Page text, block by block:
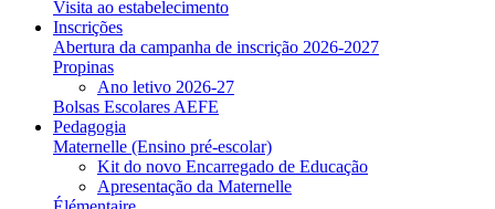
Visita ao estabelecimento
Inscrições
Abertura da campanha de inscrição 2026-2027
Propinas
Ano letivo 2026-27
Bolsas Escolares AEFE
Pedagogia
Maternelle (Ensino pré-escolar)
Kit do novo Encarregado de Educação
Apresentação da Maternelle